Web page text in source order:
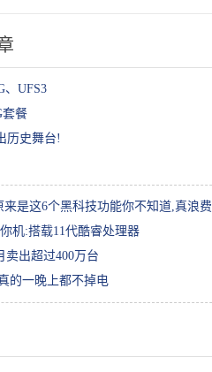
、UFS3
套餐
历史舞台!
是这6个黑科技功能你不知道,真浪费
机:搭载11代酷睿处理器
卖出超过400万台
的一晚上都不掉电